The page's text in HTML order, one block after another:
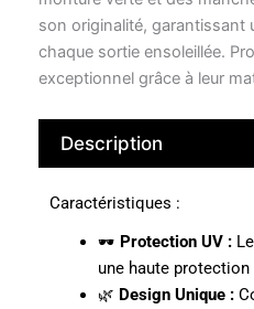
son originalité, garantissant
chaque sortie ensoleillée.
exceptionnel grâce à leur
Description
Caractéristiques :
🕶️ Protection UV :
une haute
🌿 Design Unique :